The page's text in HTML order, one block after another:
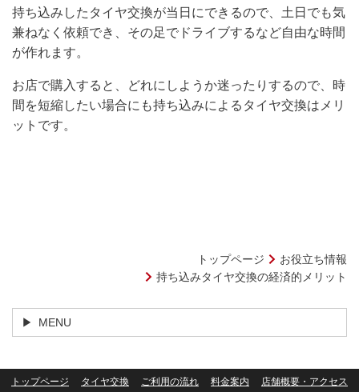
持ち込みしたタイヤ交換が当日にできるので、土日でも気
兼ねなく依頼でき、その足でドライブするなど自由な時間
が作れます。
お店で購入すると、どれにしようか迷ったりするので、時
間を短縮したい場合にも持ち込みによるタイヤ交換はメリ
ットです。
トップページ
お役立ち情報
持ち込みタイヤ交換の経済的メリット
MENU
トップページ タイヤ交換 ご利用の流れ 料金案内
店舗概要・アクセス